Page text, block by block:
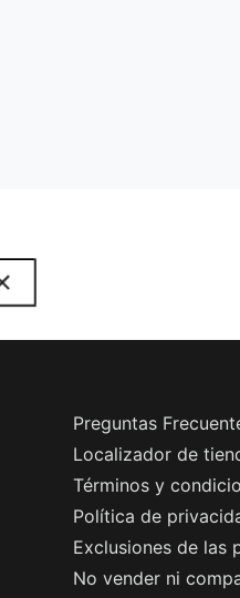
Preguntas
Localizador de
Términos y
Política de
Exclusiones de las
No vender ni